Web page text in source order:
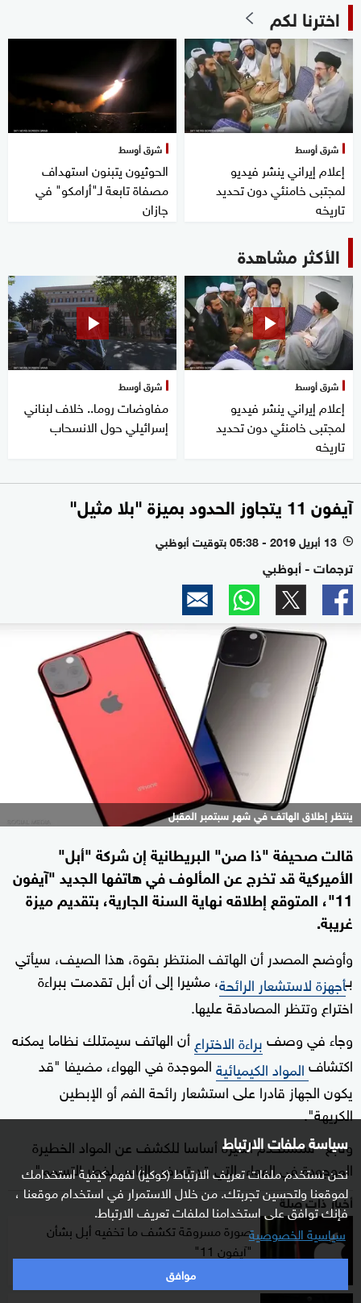
سياسة ملفات الارتباط
نحن نستخدم ملفات تعريف الارتباط (كوكيز) لفهم كيفية استخدامك
لموقعنا ولتحسين تجربتك. من خلال الاستمرار في استخدام موقعنا ،
فإنك توافق على استخدامنا لملفات تعريف الارتباط.
سياسية الخصوصية
موافق
اخترنا لكم
شرق أوسط
إعلام إيراني ينشر فيديو
لمجتبى خامنئي دون تحديد
تاريخه
شرق أوسط
الحوثيون يتبنون استهداف
مصفاة تابعة لـ"أرامكو" في
جازان
الأكثر مشاهدة
شرق أوسط
إعلام إيراني ينشر فيديو
لمجتبى خامنئي دون تحديد
تاريخه
شرق أوسط
مفاوضات روما.. خلاف لبناني
إسرائيلي حول الانسحاب
آيفون 11 يتجاوز الحدود بميزة "بلا مثيل"
l 13 أبريل 2019 - 05:38 بتوقيت أبوظبي
ترجمات - أبوظبي
ينتظر إطلاق الهاتف في شهر سبتمبر المقبل
قالت صحيفة "ذا صن" البريطانية إن شركة "أبل"
الأميركية قد تخرج عن المألوف في هاتفها الجديد "آيفون
11"، المتوقع إطلاقه نهاية السنة الجارية، بتقديم ميزة
غريبة.
وأوضح المصدر أن الهاتف المنتظر بقوة، هذا الصيف، سيأتي
بـأجهزة لاستشعار الرائحة، مشيرا إلى أن أبل تقدمت ببراءة
اختراع وتتظر المصادقة عليها.
وجاء في وصفبراءة الاختراعأن الهاتف سيمتلك نظاما يمكنه
اكتشافالمواد الكيميائيةالموجدة في الهواء، مضيفا "قد
يكون الجهاز قادرا على استشعار رائحة الفم أو الإبطين
الكريهة".
وتابع "ستستخدم الميزة أساسا للكشف عن المواد الخطيرة
الموجودة في الهواء، التي قد تعرض الناس لخطر التسمم".
أخبار ذات صلة
صورة مسروقة تكشف ما تخفيه أبل بشأن
"آيفون 11"